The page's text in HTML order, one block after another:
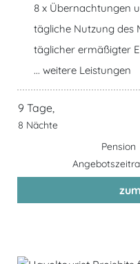
8 x Übernachtungen
tägliche Nutzung des
täglicher ermäßigter
... weitere Leistungen
9 Tage,
8 Nächte
Pension